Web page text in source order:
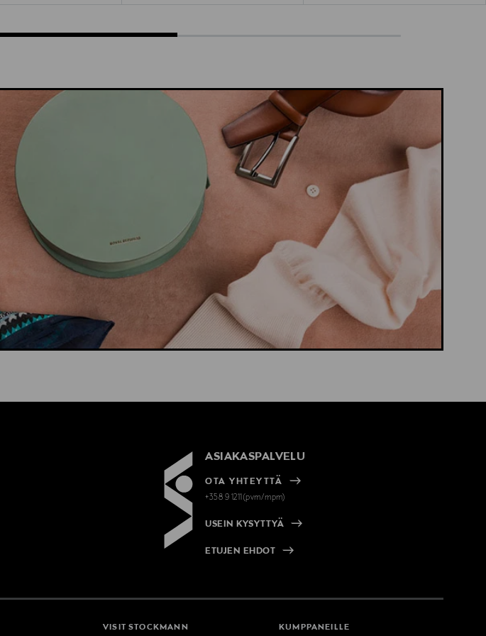
ASIAKASPALVELU
OTA YHTEYTTÄ
+358 9 1211(pvm/mpm)
USEIN KYSYTTYÄ
ETUJEN EHDOT
VISIT STOCKMANN KUMPPANEILLE